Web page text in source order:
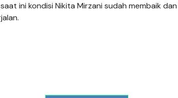
ini kondisi Nikita Mirzani sudah membaik